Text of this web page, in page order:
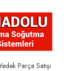
Parça Satışı